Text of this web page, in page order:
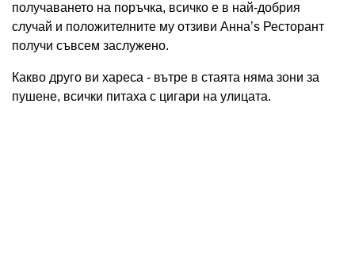
получаването на поръчка, всичко е в най-добрия
случай и положителните му отзиви Анна’s Ресторант
получи съвсем заслужено.
Какво друго ви хареса - вътре в стаята няма зони за
пушене, всички питаха с цигари на улицата.